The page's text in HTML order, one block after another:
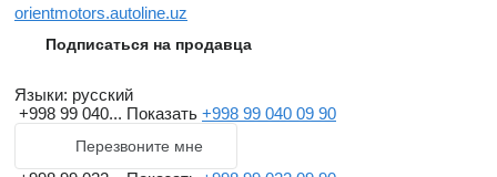
orientmotors.autoline.uz
Подписаться на продавца
Языки: русский
+998 99 040... Показать +998 99 040 09 90
Перезвоните мне